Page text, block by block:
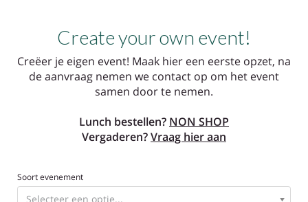
Create your own event!
Creëer je eigen event! Maak hier een eerste opzet, na
de aanvraag nemen we contact op om het event
samen door te nemen.
Lunch bestellen? NON SHOP
Vergaderen?Vraag hier aan
Soort evenement